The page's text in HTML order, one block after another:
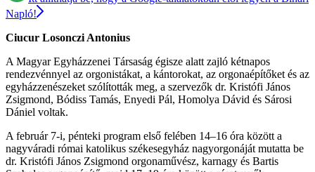
Napló!
Ciucur Losonczi Antonius
A Magyar Egyházzenei Társaság égisze alatt zajló kétnapos
rendezvénnyel az orgonistákat, a kántorokat, az orgonaépítőket és az
egyházzenészeket szólították meg, a szervezők dr. Kristófi János
Zsigmond, Bódiss Tamás, Enyedi Pál, Homolya Dávid és Sárosi
Dániel voltak.
A február 7-i, pénteki program első felében 14–16 óra között a
nagyváradi római katolikus székesegyház nagyorgonáját mutatta be
dr. Kristófi János Zsigmond orgonaművész, karnagy és Bartis